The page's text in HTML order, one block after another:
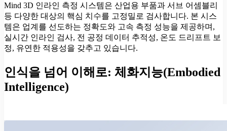
Mind 3D 인라인 측정 시스템은 산업용 부품과 서브 어셈블리
등 다양한 대상의 핵심 치수를 고정밀로 검사합니다. 본 시스
템은 업계를 선도하는 정확도와 고속 측정 성능을 제공하며,
실시간 인라인 검사, 전 공정 데이터 추적성, 온도 드리프트 보
정, 유연한 적용성을 갖추고 있습니다.
인식을 넘어 이해로: 체화지능(Embodied
Intelligence)